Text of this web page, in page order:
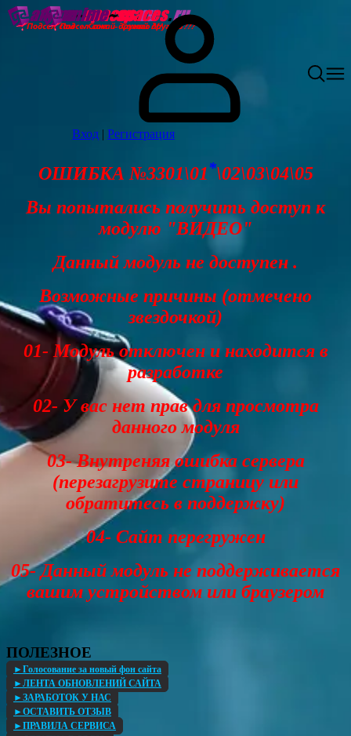
Вход | Регистрация
ОШИБКА №3301\01*\02\03\04\05
Вы попытались получить доступ к
модулю "ВИДЕО"
Данный модуль не доступен .
Возможные причины (отмечено
звездочкой)
01- Модуль отключен и находится в
разработке
02- У вас нет прав для просмотра
данного модуля
03- Внутреняя ошибка сервера
(перезагрузите страницу или
обратитесь в поддержку)
04- Сайт перегружен
05- Данный модуль не поддерживается
вашим устройством или браузером
ПОЛЕЗНОЕ
►Голосование за новый фон сайта
►ЛЕНТА ОБНОВЛЕНИЙ САЙТА
►ЗАРАБОТОК У НАС
►ОСТАВИТЬ ОТЗЫВ
►ПРАВИЛА СЕРВИСА